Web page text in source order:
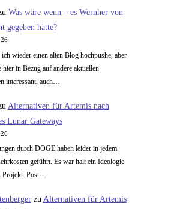
Was wäre wenn – es Wernher von
gegeben hätte?
wieder einen alten Blog hochpushe, aber
hier in Bezug auf andere aktuellen
interessant, auch…
Alternativen für Artemis nach
Lunar Gateways
durch DOGE haben leider in jedem
geführt. Es war halt ein Ideologie
Projekt. Post…
zu Alternativen für Artemis